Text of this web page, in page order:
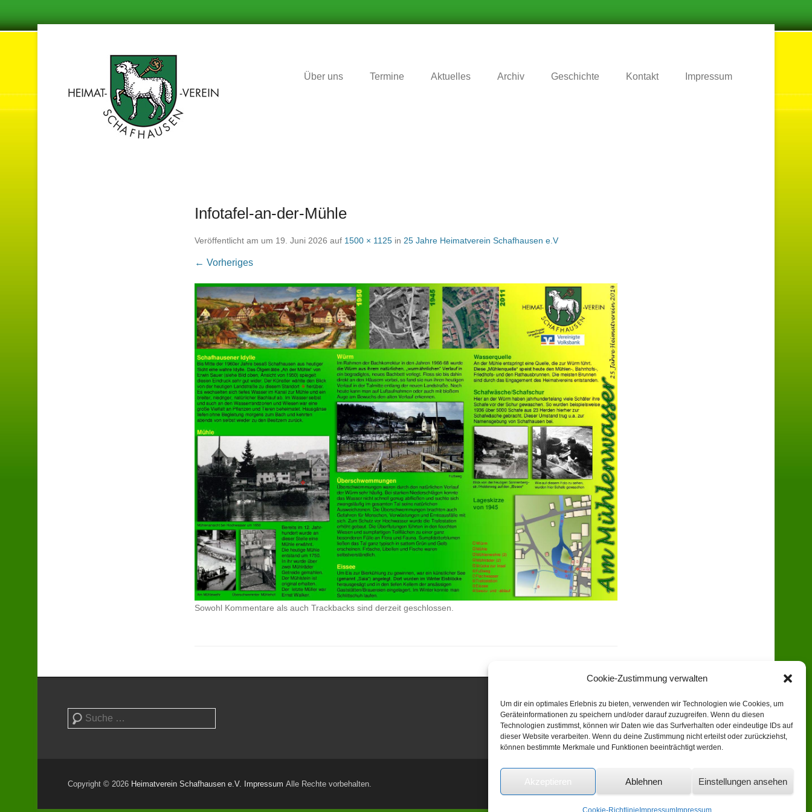
Cookie-Zustimmung verwalten
Um dir ein optimales Erlebnis zu bieten, verwenden wir Technologien wie Cookies, um
Geräteinformationen zu speichern und/oder darauf zuzugreifen. Wenn du diesen
Technologien zustimmst, können wir Daten wie das Surfverhalten oder eindeutige IDs auf
dieser Website verarbeiten. Wenn du deine Zustimmung nicht erteilst oder zurückziehst,
können bestimmte Merkmale und Funktionen beeinträchtigt werden.
Akzeptieren Ablehnen Einstellungen ansehen
Cookie-Richtlinie ImpressumImpressum
Über uns Termine Aktuelles Archiv Geschichte Kontakt Impressum
Infotafel-an-der-Mühle
Veröffentlicht am um 19. Juni 2026 auf 1500 × 1125 in 25 Jahre Heimatverein Schafhausen e.V
← Vorheriges
Sowohl Kommentare als auch Trackbacks sind derzeit geschlossen.
Suchen
Copyright © 2026 Heimatverein Schafhausen e.V. Impressum Alle Rechte vorbehalten. Catch Kathmandu by Catch Themes